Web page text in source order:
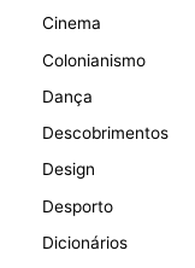
Cinema
Colonianismo
Dança
Descobrimentos
Design
Desporto
Dicionários